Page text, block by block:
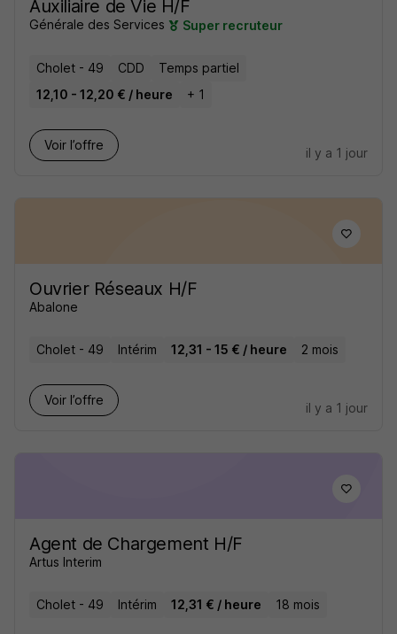
Auxiliaire de Vie H/F
Générale des Services Super recruteur
Cholet - 49 CDD
Temps partiel
12,10 - 12,20 € / heure
+ 1
Voir l’offre
il y a 1 jour
Ouvrier Réseaux H/F
Abalone
Cholet - 49 Intérim 12,31 - 15 € / heure 2 mois
Voir l’offre
il y a 1 jour
Agent de Chargement H/F
Artus Interim
Cholet - 49 Intérim 12,31 € / heure 18 mois